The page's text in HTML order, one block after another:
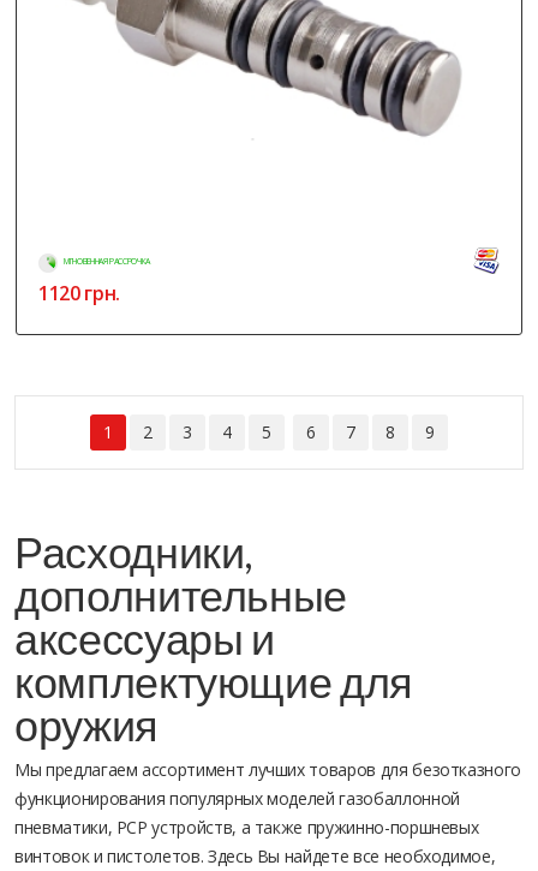
МГНОВЕННАЯ РАССРОЧКА
1120грн.
1 2 3 4 5 6 7 8 9
Расходники,
дополнительные
аксессуары и
комплектующие для
оружия
Мы предлагаем ассортимент лучших товаров для безотказного
функционирования популярных моделей газобаллонной
пневматики, PCP устройств, а также пружинно-поршневых
винтовок и пистолетов. Здесь Вы найдете все необходимое,